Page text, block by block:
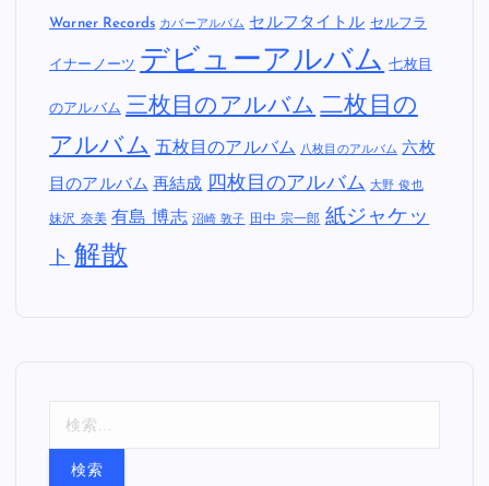
Warner Records カバーアルバム セルフタイトル セルフラ
イナーノーツ デビューアルバム 七枚目
のアルバム 三枚目のアルバム 二枚目の
アルバム 五枚目のアルバム 八枚目のアルバム 六枚
目のアルバム 再結成 四枚目のアルバム 大野 俊也
妹沢 奈美 有島 博志 沼崎 敦子 田中 宗一郎 紙ジャケッ
ト 解散